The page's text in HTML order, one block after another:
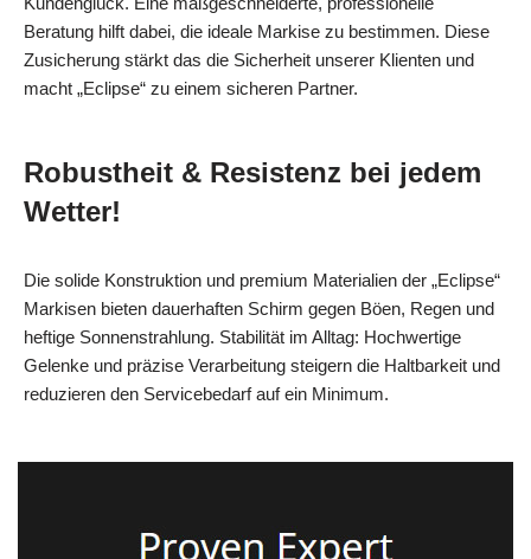
Beratung hilft dabei, die ideale Markise zu bestimmen. Diese
Zusicherung stärkt das die Sicherheit unserer Klienten und
macht „Eclipse“ zu einem sicheren Partner.
Robustheit & Resistenz bei jedem
Wetter!
Die solide Konstruktion und premium Materialien der „Eclipse“
Markisen bieten dauerhaften Schirm gegen Böen, Regen und
heftige Sonnenstrahlung. Stabilität im Alltag: Hochwertige
Gelenke und präzise Verarbeitung steigern die Haltbarkeit und
reduzieren den Servicebedarf auf ein Minimum.